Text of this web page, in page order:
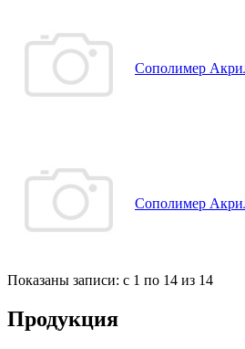
Сополимер
Сополимер
Показаны записи: с 1 по 14 из 14
Продукция